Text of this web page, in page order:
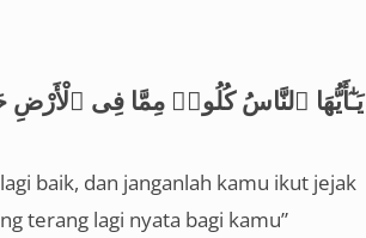
يَـٰٓأَيُّهَا ٱلنَّاسُ كُلُوا۟ مِمَّا فِى
baik, dan janganlah kamu ikut jejak
terang lagi nyata bagi kamu”